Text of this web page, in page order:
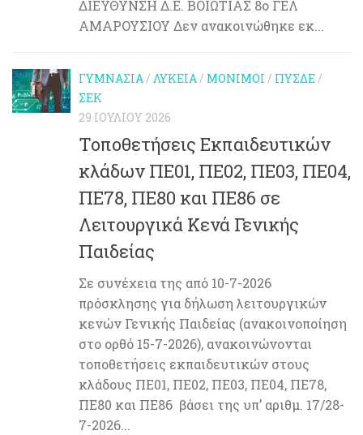
ΔΙΕΥΘΥΝΣΗ Δ.Ε. ΒΟΙΩΤΙΑΣ 8ο ΓΕΛ
ΑΜΑΡΟΥΣΙΟΥ Δεν ανακοινώθηκε εκ...
ΓΥΜΝΆΣΙΑ/ ΛΎΚΕΙΑ/ ΜΌΝΙΜΟΙ / ΠΥΣΔΕ/
ΣΕΚ
29 ΙΟΥΛΊΟΥ 2026
Τοποθετήσεις Εκπαιδευτικών
κλάδων ΠΕ01, ΠΕ02, ΠΕ03, ΠΕ04,
ΠΕ78, ΠΕ80 και ΠΕ86 σε
Λειτουργικά Κενά Γενικής
Παιδείας
Σε συνέχεια της από 10-7-2026
πρόσκλησης για δήλωση λειτουργικών
κενών Γενικής Παιδείας (ανακοινοποίηση
στο ορθό 15-7-2026), ανακοινώνονται
τοποθετήσεις εκπαιδευτικών στους
κλάδους ΠΕ01, ΠΕ02, ΠΕ03, ΠΕ04, ΠΕ78,
ΠΕ80 και ΠΕ86 βάσει της υπ’ αριθμ. 17/28-
7-2026...